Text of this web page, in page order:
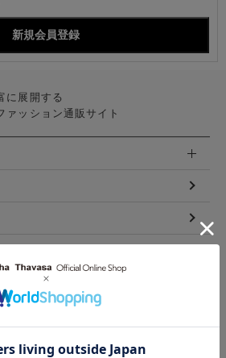
に展開する
ァッション通販サイト